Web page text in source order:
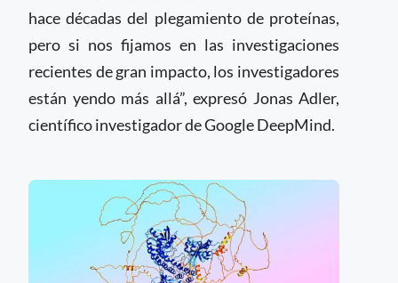
hace décadas del plegamiento de proteínas,
pero si nos fijamos en las investigaciones
recientes de gran impacto, los investigadores
están yendo más allá”, expresó Jonas Adler,
científico investigador de Google DeepMind.